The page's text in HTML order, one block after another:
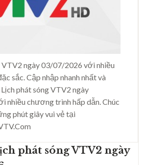
VTV2 ngày 03/07/2026 với nhiều
sắc. Cập nhập nhanh nhất và
phát sóng VTV2 ngày
nhiều chương trình hấp dẫn. Chúc
phút giây vui vẻ tại
phát sóng VTV2 ngày